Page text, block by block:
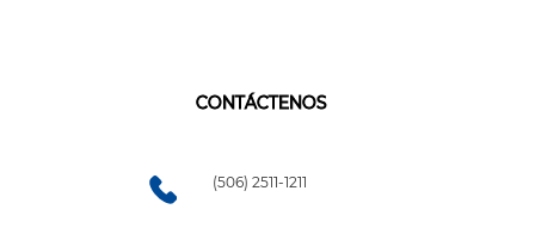
CONTÁCTENOS
(506) 2511-1211